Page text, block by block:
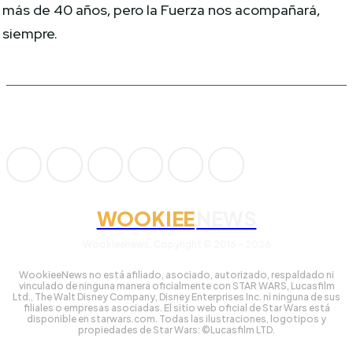
más de 40 años, pero la Fuerza nos acompañará,
siempre.
WOOKIEE
WookieeNews no está afiliado, asociado, autorizado, respaldado ni
vinculado de ninguna manera oficialmente con STAR WARS, Lucasfilm
Ltd., The Walt Disney Company, Disney Enterprises Inc. ni ninguna de sus
filiales o empresas asociadas. El sitio web oficial de Star Wars está
disponible en starwars.com. Todas las ilustraciones, logotipos y
propiedades de Star Wars: ©Lucasfilm LTD.